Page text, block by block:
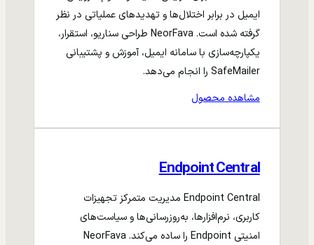
ایمیل در برابر اختلال‌ها و تهدیدهای عملیاتی در نظر
گرفته شده است. NeorFava طراحی سناریو، استقرار،
یکپارچه‌سازی با سامانه ایمیل، آموزش و پشتیبانی
SafeMailer را انجام می‌دهد.
مشاهده محصول
Endpoint Central
Endpoint Central مدیریت متمرکز تجهیزات
کاربری، نرم‌افزارها، به‌روزرسانی‌ها و سیاست‌های
امنیتی Endpoint را ساده می‌کند. NeorFava